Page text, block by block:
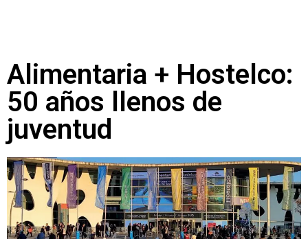
Alimentaria + Hostelco:
50 años llenos de
juventud